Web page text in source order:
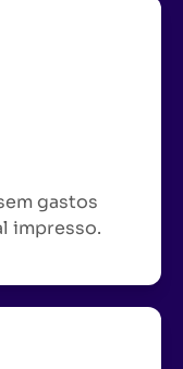
gastos
impresso.